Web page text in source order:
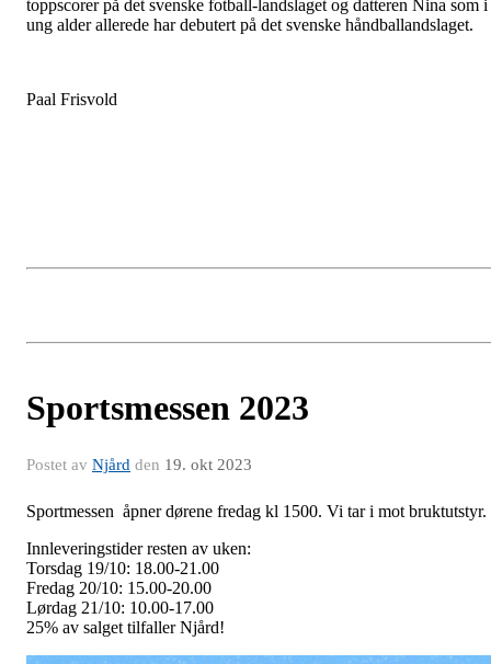
toppscorer på det svenske fotball-landslaget og datteren Nina som i
ung alder allerede har debutert på det svenske håndballandslaget.
Paal Frisvold
Sportsmessen 2023
Postet av Njård den 19. okt 2023
Sportmessen åpner dørene fredag kl 1500. Vi tar i mot bruktutstyr.
Innleveringstider resten av uken:
Torsdag 19/10: 18.00-21.00
Fredag 20/10: 15.00-20.00
Lørdag 21/10: 10.00-17.00
25% av salget tilfaller Njård!